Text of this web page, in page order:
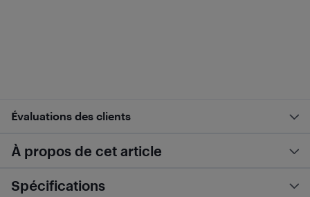
Évaluations des clients
À propos de cet article
Spécifications